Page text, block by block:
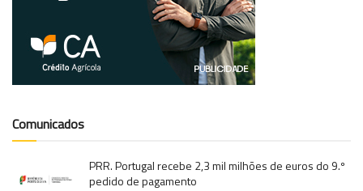
Comunicados
PRR. Portugal recebe 2,3 mil milhões de euros do 9.º
pedido de pagamento